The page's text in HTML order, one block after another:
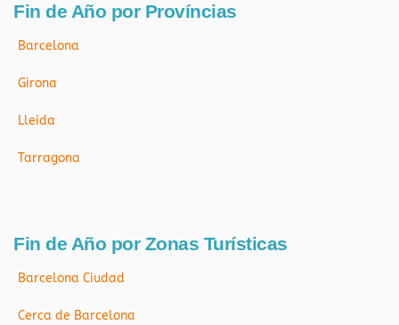
Fin de Año por Províncias
Barcelona
Girona
Lleida
Tarragona
Fin de Año por Zonas Turísticas
Barcelona Ciudad
Cerca de Barcelona